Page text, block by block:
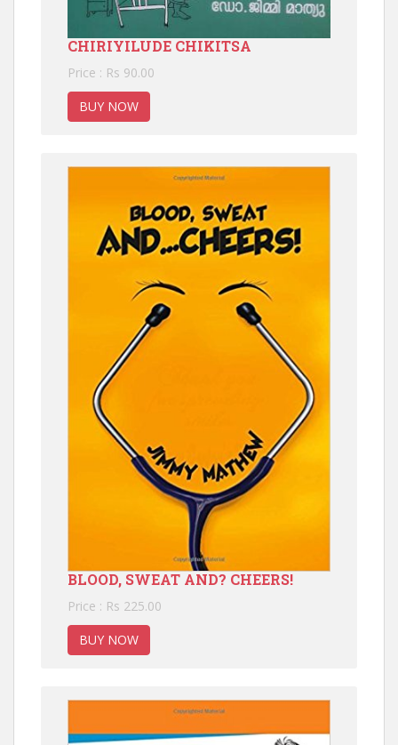
CHIRIYILUDE CHIKITSA
Price : Rs 90.00
BUY NOW
BLOOD, SWEAT AND? CHEERS!
Price : Rs 225.00
BUY NOW